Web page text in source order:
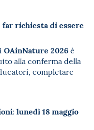
far richiesta di essere
OAinNature 2026è
alla conferma della
completare
: lunedì 18 maggio